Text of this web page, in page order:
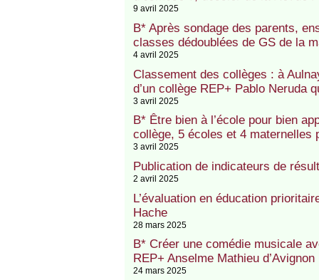
9 avril 2025
B* Après sondage des parents,
classes dédoublées de GS de la
4 avril 2025
Classement des collèges : à
d’un collège REP+ Pablo Neruda
3 avril 2025
B* Être bien à l’école pour bien
collège, 5 écoles et 4 maternelles
3 avril 2025
Publication de indicateurs de
2 avril 2025
L’évaluation en éducation
Hache
28 mars 2025
B* Créer une comédie musicale
REP+ Anselme Mathieu
24 mars 2025